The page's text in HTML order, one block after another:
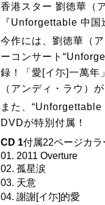
香港スター 劉徳華（
『Unforgettable 中
今作には、劉徳華（
ーコンサート
録！「愛[イ尓]一萬年
（アンディ・ラウ）
また、“Unforgettable
DVDが特別付属！
CD 1付属22ページカ
01. 2011 Overture
02. 孤星涙
03. 天意
04. 謝謝[イ尓]的愛